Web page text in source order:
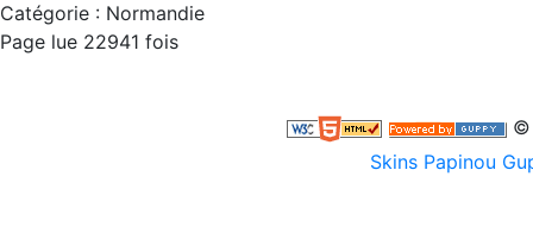
Catégorie : Normandie
Page lue 22941 fois
©
Skins Papinou